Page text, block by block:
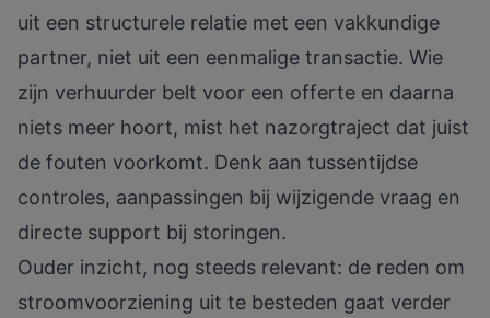
uit een structurele relatie met een vakkundige
partner, niet uit een eenmalige transactie. Wie
zijn verhuurder belt voor een offerte en daarna
niets meer hoort, mist het nazorgtraject dat juist
de fouten voorkomt. Denk aan tussentijdse
controles, aanpassingen bij wijzigende vraag en
directe support bij storingen.
Ouder inzicht, nog steeds relevant: de reden om
stroomvoorziening uit te besteden gaat verder